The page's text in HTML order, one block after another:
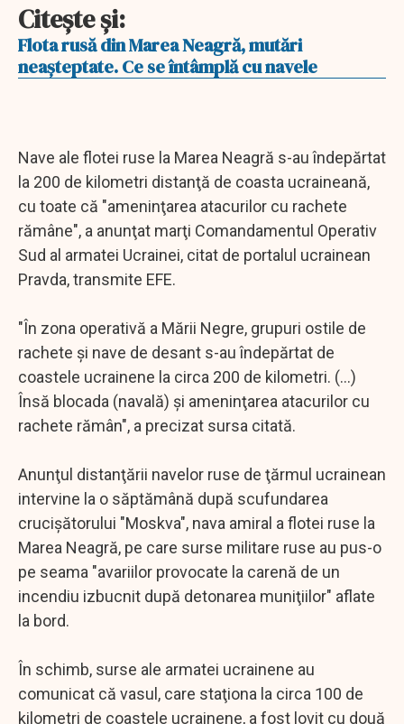
Citeşte şi:
Flota rusă din Marea Neagră, mutări
neaşteptate. Ce se întâmplă cu navele
Nave ale flotei ruse la Marea Neagră s-au îndepărtat
la 200 de kilometri distanţă de coasta ucraineană,
cu toate că "ameninţarea atacurilor cu rachete
rămâne", a anunţat marţi Comandamentul Operativ
Sud al armatei Ucrainei, citat de portalul ucrainean
Pravda, transmite EFE.
"În zona operativă a Mării Negre, grupuri ostile de
rachete şi nave de desant s-au îndepărtat de
coastele ucrainene la circa 200 de kilometri. (...)
Însă blocada (navală) şi ameninţarea atacurilor cu
rachete rămân", a precizat sursa citată.
Anunţul distanţării navelor ruse de ţărmul ucrainean
intervine la o săptămână după scufundarea
crucişătorului "Moskva", nava amiral a flotei ruse la
Marea Neagră, pe care surse militare ruse au pus-o
pe seama "avariilor provocate la carenă de un
incendiu izbucnit după detonarea muniţiilor" aflate
la bord.
În schimb, surse ale armatei ucrainene au
comunicat că vasul, care staţiona la circa 100 de
kilometri de coastele ucrainene, a fost lovit cu două